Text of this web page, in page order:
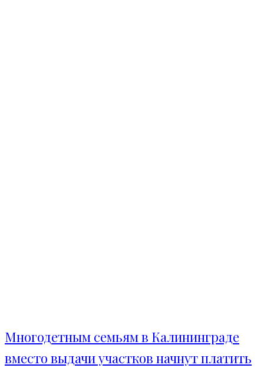
Многодетным семьям в Калининграде
вместо выдачи участков начнут платить